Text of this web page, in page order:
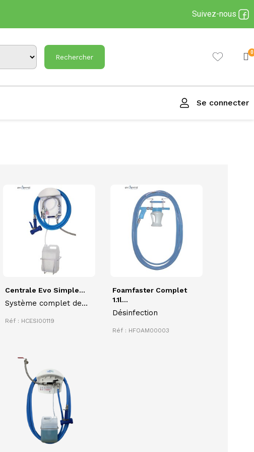
Suivez-nous
Rechercher
Se connecter
Centrale Evo Simple...
Système complet de
désinfection des
Réf : HCESI00119
Foamfaster Complet
1.1l...
Désinfection
Réf : HFOAM00003